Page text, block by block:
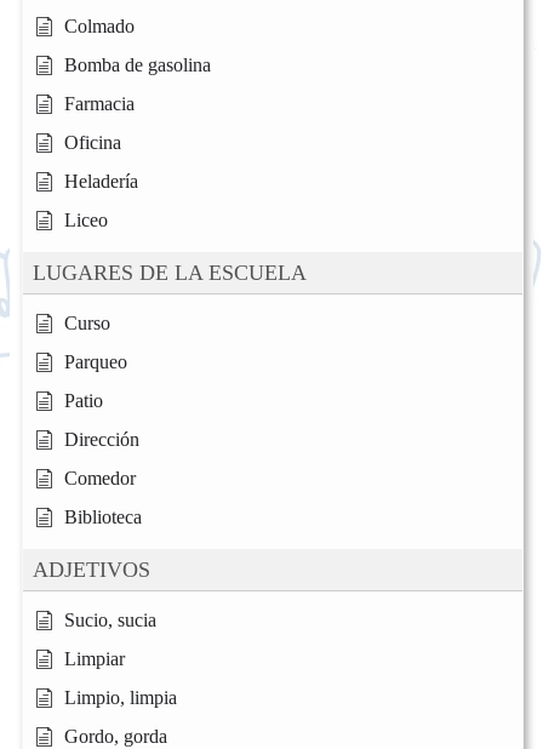
Colmado
Bomba de gasolina
Farmacia
Oficina
Heladería
Liceo
LUGARES DE LA ESCUELA
Curso
Parqueo
Patio
Dirección
Comedor
Biblioteca
ADJETIVOS
Sucio, sucia
Limpiar
Limpio, limpia
Gordo, gorda